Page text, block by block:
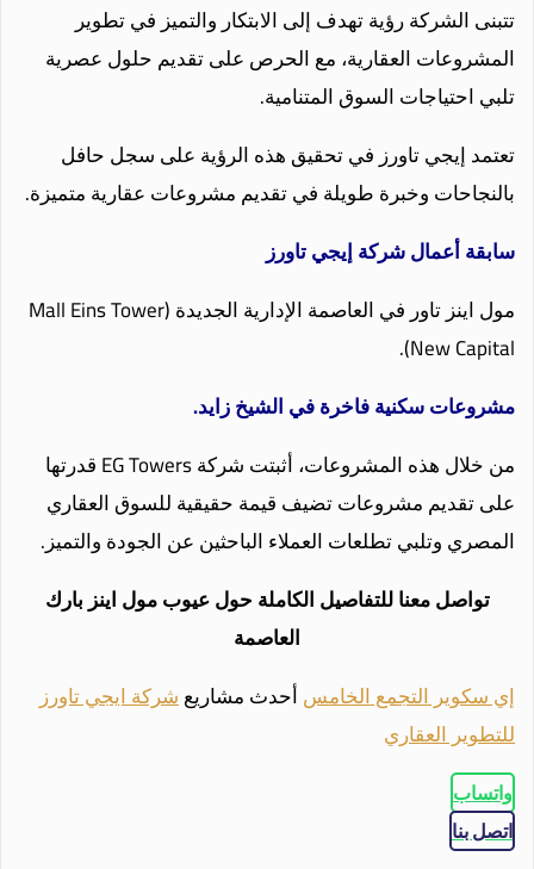
تتبنى الشركة رؤية تهدف إلى الابتكار والتميز في تطوير
المشروعات العقارية، مع الحرص على تقديم حلول عصرية
تلبي احتياجات السوق المتنامية.
تعتمد إيجي تاورز في تحقيق هذه الرؤية على سجل حافل
بالنجاحات وخبرة طويلة في تقديم مشروعات عقارية متميزة.
سابقة أعمال شركة إيجي تاورز
مول اينز تاور في العاصمة الإدارية الجديدة (Mall Eins Tower
New Capital).
مشروعات سكنية فاخرة في الشيخ زايد.
من خلال هذه المشروعات، أثبتت شركة EG Towers قدرتها
على تقديم مشروعات تضيف قيمة حقيقية للسوق العقاري
المصري وتلبي تطلعات العملاء الباحثين عن الجودة والتميز.
تواصل معنا للتفاصيل الكاملة حول عيوب مول اينز بارك
العاصمة
إي سكوير التجمع الخامسأحدث مشاريعشركة ايجي تاورز
للتطوير العقاري
واتساب
اتصل بنا